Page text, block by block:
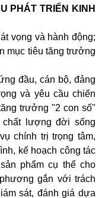
PHÁT TRIỂN KINH
vọng và hành động;
mục tiêu tăng trưởng
đầu, cán bộ, đảng
và yêu cầu chiến
trưởng"2 con số"
lượng đời sống
chính trị trọng tâm,
kế hoạch công tác
phẩm cụ thể cho
gắn với trách
sát, đánh giá dựa